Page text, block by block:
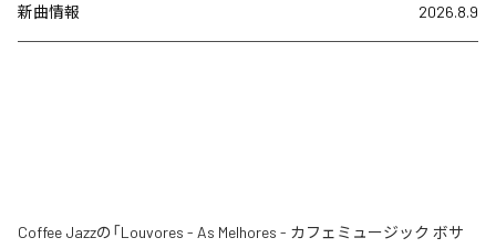
新曲情報 2026.8.9
Coffee Jazzの「Louvores - As Melhores - カフェミュージック ボサ